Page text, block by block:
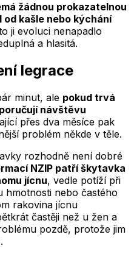
žádnou prokazatelnou
kašle nebo kýchání
ji evoluci nenapadlo
a hlasitá.
legrace
minut, ale pokud trvá
návštěvu
přes dva měsíce pak
problém někde v těle.
rozhodně není dobré
NZIP patří škytavka
jícnu, vedle potíží při
hmotnosti nebo častého
rakovina jícnu
častěji než u žen a
pozdě, protože jim